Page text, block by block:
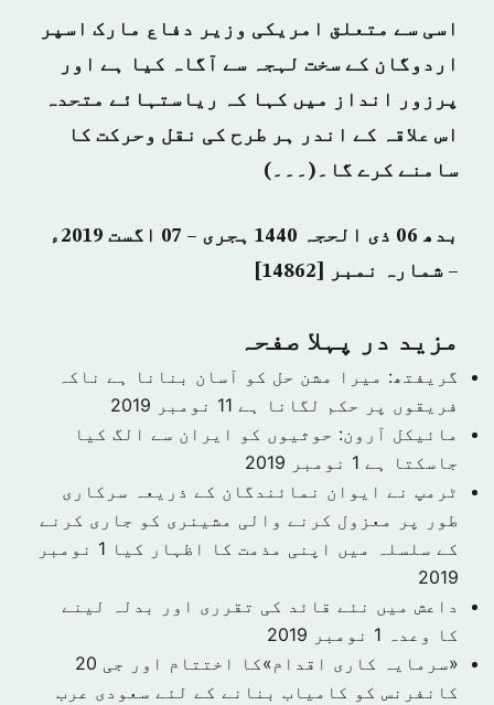
اسی سے متعلق امریکی وزیر دفاع مارک اسپر
اردوگان کے سخت لہجہ سے آگاہ کیا ہے اور
پرزور انداز میں کہا کہ ریاستہائے متحدہ
اس علاقہ کے اندر ہر طرح کی نقل وحرکت کا
سامنے کرے گا۔(۔۔۔)
بدھ 06 ذی الحجہ 1440 ہجری – 07 اگست 2019ء
– شمارہ نمبر [14862]
مزید در پہلا صفحہ
گریفتھ: میرا مشن حل کو آسان بنانا ہے ناکہ
فریقوں پر حکم لگانا ہے 11 نومبر 2019
مائیکل آرون: حوثیوں کو ایران سے الگ کیا
جاسکتا ہے 1 نومبر 2019
ٹرمپ نے ایوان نمائندگان کے ذریعہ سرکاری
طور پر معزول کرنے والی مشینری کو جاری کرنے
کے سلسلہ میں اپنی مذمت کا اظہار کیا
1 نومبر
2019
داعش میں نئے قائد کی تقرری اور بدلہ لینے
کا وعدہ 1 نومبر 2019
«سرمایہ کاری اقدام»کا اختتام اور جی 20
کانفرنس کو کامیاب بنانے کے لئے سعودی عرب